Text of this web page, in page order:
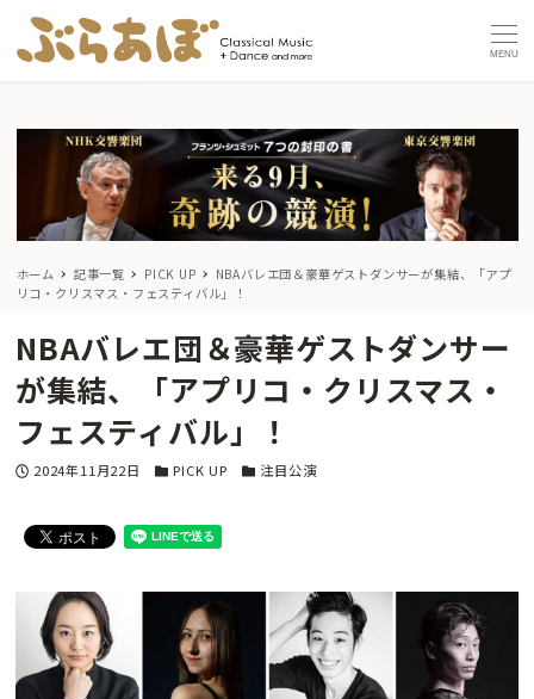
MENU
ホーム 記事一覧 PICK UP
NBAバレエ団＆豪華ゲストダンサーが集結、「アプ
リコ・クリスマス・フェスティバル」！
NBAバレエ団＆豪華ゲストダンサー
が集結、「アプリコ・クリスマス・
フェスティバル」！
投稿日
2024年11月22日 カテゴリー
PICK UP カテゴリー
注目公演